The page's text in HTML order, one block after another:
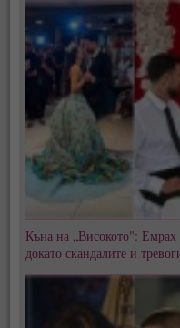
Къна на „Високото": Емрах
докато скандалите и